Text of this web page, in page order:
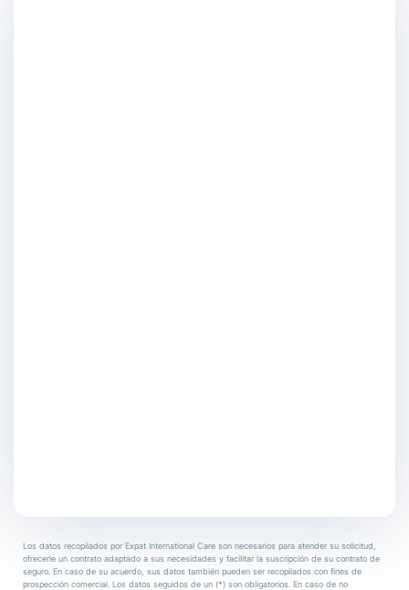
Los datos recopilados por Expat International Care son necesarios para atender su solicitud,
ofrecerle un contrato adaptado a sus necesidades y facilitar la suscripción de su contrato de
seguro. En caso de su acuerdo, sus datos también pueden ser recopilados con fines de
prospección comercial. Los datos seguidos de un (*) son obligatorios. En caso de no